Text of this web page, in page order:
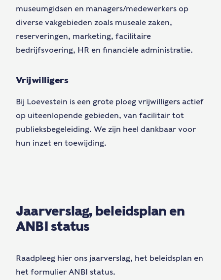
museumgidsen en managers/medewerkers op
diverse vakgebieden zoals museale zaken,
reserveringen, marketing, facilitaire
bedrijfsvoering, HR en financiële administratie.
Vrijwilligers
Bij Loevestein is een grote ploeg vrijwilligers actief
op uiteenlopende gebieden, van facilitair tot
publieksbegeleiding. We zijn heel dankbaar voor
hun inzet en toewijding.
Jaarverslag, beleidsplan en
ANBI status
Raadpleeg hier ons jaarverslag, het beleidsplan en
het formulier ANBI status.